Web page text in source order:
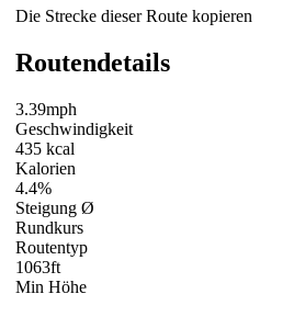
Die Strecke dieser Route kopieren
Routendetails
3.39mph
Geschwindigkeit
435 kcal
Kalorien
4.4%
Steigung Ø
Rundkurs
Routentyp
1063ft
Min Höhe